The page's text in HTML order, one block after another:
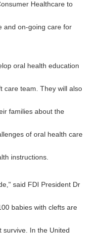
Healthcare to
and on-going care for
oral health education
care team. They will also
families about the
of oral health care
instructions.
said FDI President Dr
babies with clefts are
survive. In the United